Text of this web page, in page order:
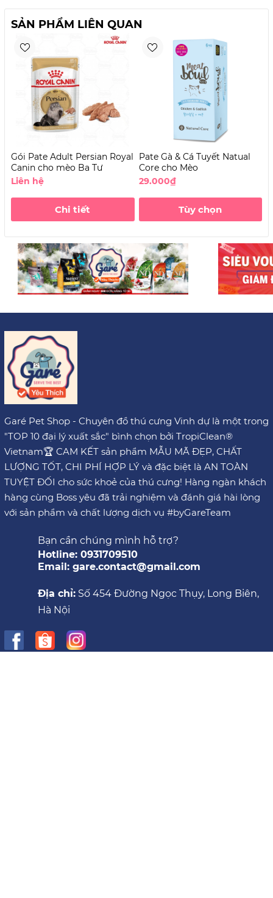
SẢN PHẨM LIÊN QUAN
Gói Pate Adult Persian Royal
Canin cho mèo Ba Tư
Liên hệ
Chi tiết
Pate Gà & Cá Tuyết Natual
Core cho Mèo
29.000₫
Tùy chọn
Garé Pet Shop - Chuyên đồ thú cưng Vinh dự là một trong
"TOP 10 đại lý xuất sắc" bình chọn bởi TropiClean®
Vietnam🏆 CAM KẾT sản phẩm MẪU MÃ ĐẸP, CHẤT
LƯỢNG TỐT, CHI PHÍ HỢP LÝ và đặc biệt là AN TOÀN
TUYỆT ĐỐI cho sức khoẻ của thú cưng! Hàng ngàn khách
hàng cùng Boss yêu đã trải nghiệm và đánh giá hài lòng
với sản phẩm và chất lượng dịch vụ #byGareTeam
Bạn cần chúng mình hỗ trợ?
Hotline: 0931709510
Email: gare.contact@gmail.com
Địa chỉ: Số 454 Đường Ngọc Thụy, Long Biên,
Hà Nội